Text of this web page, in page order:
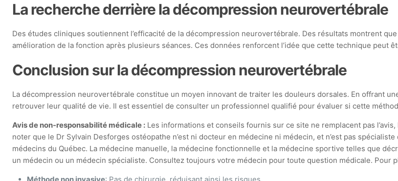
La recherche derrière la décompression neurovertébrale
Des études cliniques soutiennent l’efficacité de la décompression neurovertébrale. Des résultats montrent
amélioration de la fonction après plusieurs séances. Ces données renforcent l’idée que cette technique peut
Conclusion sur la décompression neurovertébrale
La décompression neurovertébrale constitue un moyen innovant de traiter les douleurs dorsales. En offrant
retrouver leur qualité de vie. Il est essentiel de consulter un professionnel qualifié pour évaluer si cette
Avis de non-responsabilité médicale : Les informations et conseils fournis sur ce site ne remplacent pas
noter que le Dr Sylvain Desforges ostéopathe n’est ni docteur en médecine ni médecin, et n’est pas
médecins du Québec. La médecine manuelle, la médecine fonctionnelle et la médecine sportive telles que
un médecin ou un médecin spécialiste. Consultez toujours votre médecin pour toute question médicale. Pour